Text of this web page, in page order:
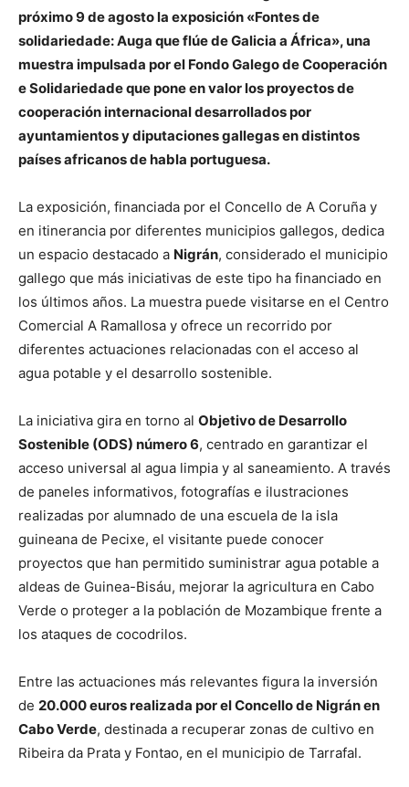
próximo 9 de agosto la exposición «Fontes de
solidariedade: Auga que flúe de Galicia a África», una
muestra impulsada por el Fondo Galego de Cooperación
e Solidariedade que pone en valor los proyectos de
cooperación internacional desarrollados por
ayuntamientos y diputaciones gallegas en distintos
países africanos de habla portuguesa.
La exposición, financiada por el Concello de A Coruña y
en itinerancia por diferentes municipios gallegos, dedica
un espacio destacado a Nigrán, considerado el municipio
gallego que más iniciativas de este tipo ha financiado en
los últimos años. La muestra puede visitarse en el Centro
Comercial A Ramallosa y ofrece un recorrido por
diferentes actuaciones relacionadas con el acceso al
agua potable y el desarrollo sostenible.
La iniciativa gira en torno al Objetivo de Desarrollo
Sostenible (ODS) número 6, centrado en garantizar el
acceso universal al agua limpia y al saneamiento. A través
de paneles informativos, fotografías e ilustraciones
realizadas por alumnado de una escuela de la isla
guineana de Pecixe, el visitante puede conocer
proyectos que han permitido suministrar agua potable a
aldeas de Guinea-Bisáu, mejorar la agricultura en Cabo
Verde o proteger a la población de Mozambique frente a
los ataques de cocodrilos.
Entre las actuaciones más relevantes figura la inversión
de 20.000 euros realizada por el Concello de Nigrán en
Cabo Verde, destinada a recuperar zonas de cultivo en
Ribeira da Prata y Fontao, en el municipio de Tarrafal.